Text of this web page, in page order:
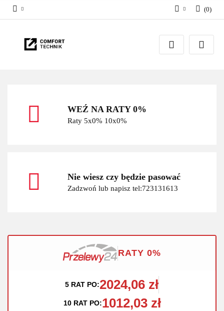
Zaloguj się
Zarejestruj się
(0)
WEŹ NA RATY 0%
Raty 5x0% 10x0%
Nie wiesz czy będzie pasować
Zadzwoń lub napisz tel:723131613
RATY 0%
5 RAT PO:2024,06 zł
10 RAT PO:1012,03 zł